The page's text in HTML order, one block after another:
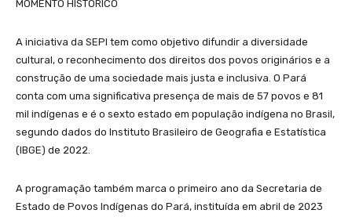
MOMENTO HISTÓRICO
A iniciativa da SEPI tem como objetivo difundir a diversidade
cultural, o reconhecimento dos direitos dos povos originários e a
construção de uma sociedade mais justa e inclusiva. O Pará
conta com uma significativa presença de mais de 57 povos e 81
mil indígenas e é o sexto estado em população indígena no Brasil,
segundo dados do Instituto Brasileiro de Geografia e Estatística
(IBGE) de 2022.
A programação também marca o primeiro ano da Secretaria de
Estado de Povos Indígenas do Pará, instituída em abril de 2023